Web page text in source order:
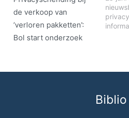
de verkoop van
‘verloren pakketten’:
Bol start onderzoek
Biblio